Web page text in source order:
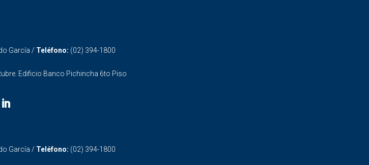
García / Teléfono: (02) 394-1800
Edificio Banco Pichincha 6to Piso
García / Teléfono: (02) 394-1800